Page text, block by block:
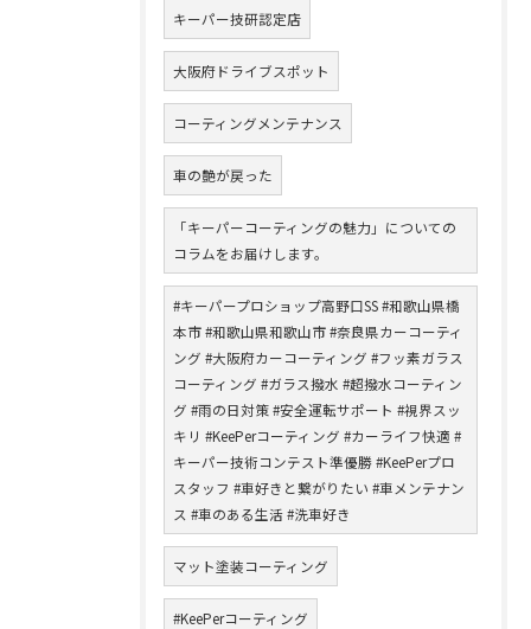
キーパー技研認定店
大阪府ドライブスポット
コーティングメンテナンス
車の艶が戻った
「キーパーコーティングの魅力」についての
コラムをお届けします。
#キーパープロショップ高野口SS #和歌山県橋
本市 #和歌山県和歌山市 #奈良県カーコーティ
ング #大阪府カーコーティング #フッ素ガラス
コーティング #ガラス撥水 #超撥水コーティン
グ #雨の日対策 #安全運転サポート #視界スッ
キリ #KeePerコーティング #カーライフ快適 #
キーパー技術コンテスト準優勝 #KeePerプロ
スタッフ #車好きと繋がりたい #車メンテナン
ス #車のある生活 #洗車好き
マット塗装コーティング
#KeePerコーティング